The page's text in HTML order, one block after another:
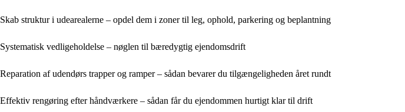
Skab struktur i udearealerne – opdel dem i zoner til leg, ophold, parkering og beplantning
Systematisk vedligeholdelse – nøglen til bæredygtig ejendomsdrift
Reparation af udendørs trapper og ramper – sådan bevarer du tilgængeligheden året rundt
Effektiv rengøring efter håndværkere – sådan får du ejendommen hurtigt klar til drift